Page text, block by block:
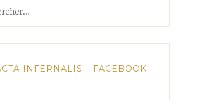
INFERNALIS – FACEBOOK